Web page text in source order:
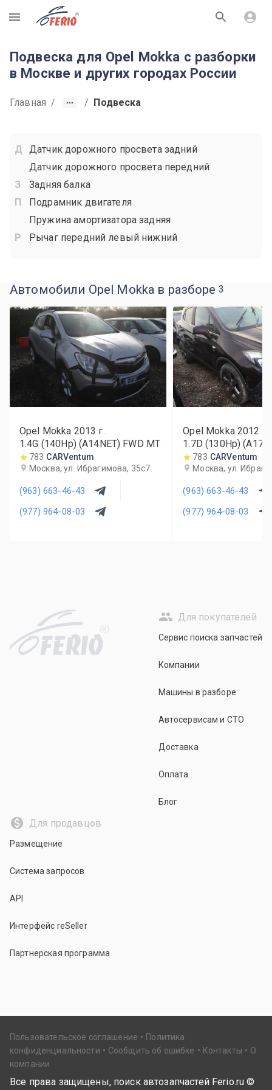
R
Подвеска для Opel Mokka с разборки
в Москве и других городах России
Главная / / Подвеска
Датчик дорожного просвета задний
Датчик дорожного просвета передний
Задняя балка
Подрамник двигателя
Пружина амортизатора задняя
Рычаг передний левый нижний
Автомобили Opel Mokka в разборе 3
Opel Mokka 2013 г.
1.4G (140Hp) (A14NET) FWD MT
783 CARVentum
Москва, ул. Ибрагимова, 35с7
(963) 663-46-43
(977) 964-08-03
Opel Mokka 2012
1.7D (130Hp)
783 CARVentum
Москва, ул.
(963) 663-46-43
(977) 964-08-03
R
Для покупателей
Сервис поиска запчастей
Компании
Машины в разборе
Автосервисам и СТО
Доставка
Оплата
Блог
Для продавцов
Размещение
Система запросов
API
Интерфейс reSeller
Партнерская программа
Пользовательское соглашение
Политика
конфиденциальности
Сообщить об ошибке Контакты
О
компании
Все права защищены, поиск автозапчастей Ferio.ru ©